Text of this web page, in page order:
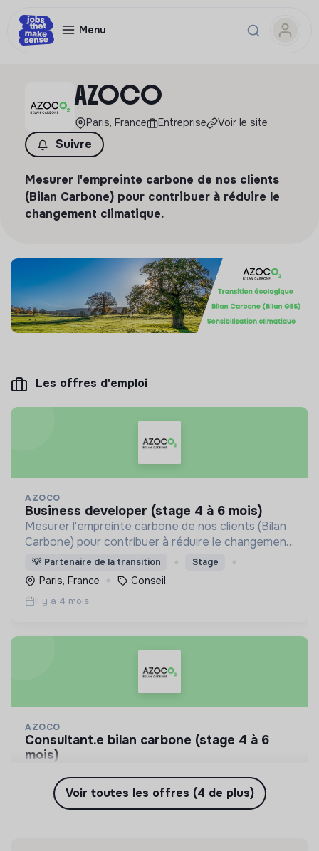
Menu
AZOCO
Paris, France Entreprise Voir le site
Suivre
Mesurer l'empreinte carbone de nos clients
(Bilan Carbone) pour contribuer à réduire le
changement climatique.
Les offres d'emploi
AZOCO
business developer (stage 4 à 6 mois)
Mesurer l'empreinte carbone de nos clients (Bilan
Carbone) pour contribuer à réduire le changement
climatique.
💡 Partenaire de la transition Stage
Paris, France Conseil
Il y a 4 mois
AZOCO
consultant.e bilan carbone (stage 4 à 6
mois)
Carbone) pour contribuer à réduire le changement
climatique.
Partenaire de la transition Stage
Voir toutes les offres (4 de plus)